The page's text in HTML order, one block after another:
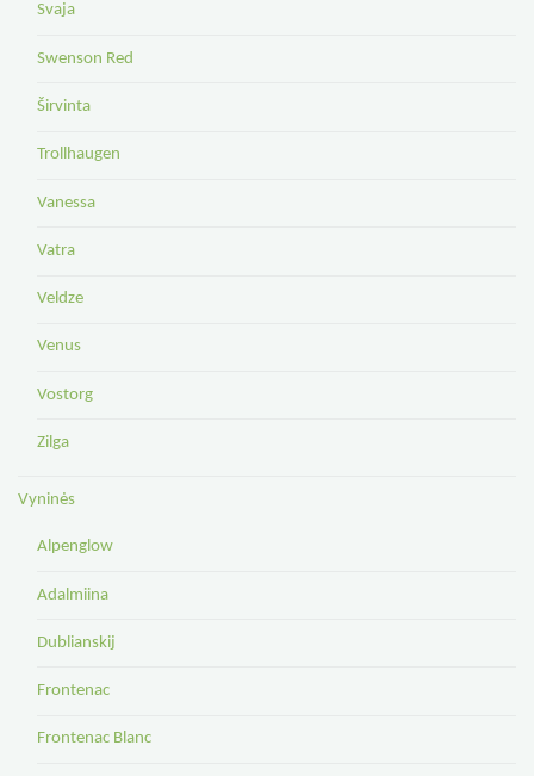
Svaja
Swenson Red
Širvinta
Trollhaugen
Vanessa
Vatra
Veldze
Venus
Vostorg
Zilga
Vyninės
Alpenglow
Adalmiina
Dublianskij
Frontenac
Frontenac Blanc